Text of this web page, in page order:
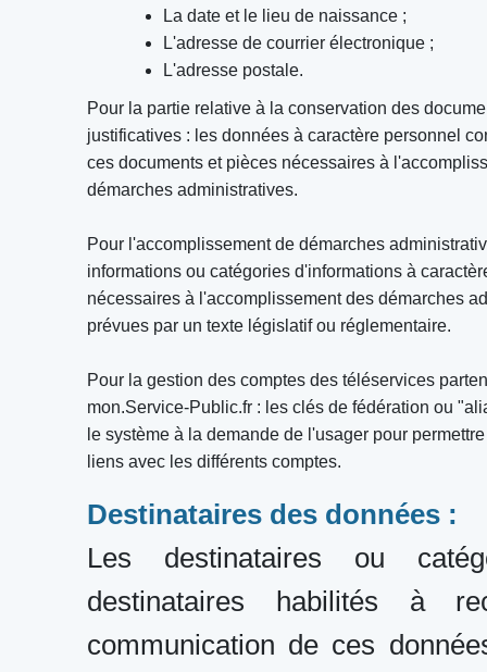
La date et le lieu de naissance ;
L'adresse de courrier électronique ;
L'adresse postale.
Pour la partie relative à la conservation des
justificatives : les données à caractère personnel
ces documents et pièces nécessaires à
démarches administratives.
Pour l'accomplissement de démarches
informations ou catégories d'informations à
nécessaires à l'accomplissement des démarches
prévues par un texte législatif ou réglementaire.
Pour la gestion des comptes des téléservices
mon.Service-Public.fr : les clés de fédération ou
le système à la demande de l'usager pour
liens avec les différents comptes.
Destinataires des données :
Les destinataires ou
destinataires habilités à
communication de ces